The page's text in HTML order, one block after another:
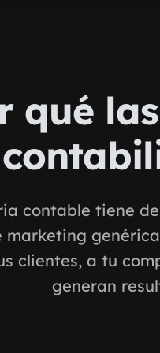
qué
contable tiene
clientes, a tu
generan